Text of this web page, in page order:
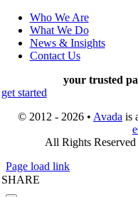
Who We Are
What We Do
News & Insights
Contact Us
your trusted
get started
© 2012 - 2026 • Avada is
All Rights
Page load link
SHARE